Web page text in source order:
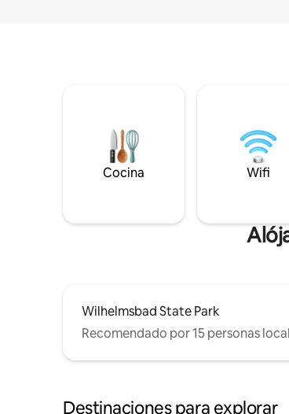
Cocina Wifi
Wilhelmsbad State Park
Recomendado por 15 personas
Destinaciones para explorar